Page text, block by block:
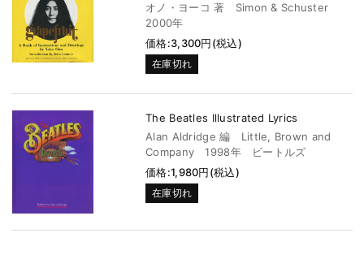
オノ・ヨーコ 著 Simon & Schuster
2000年
価格:3,300円(税込)
在庫切れ
The Beatles Illustrated Lyrics
Alan Aldridge 編 Little, Brown and
Company 1998年 ビートルズ
価格:1,980円(税込)
在庫切れ